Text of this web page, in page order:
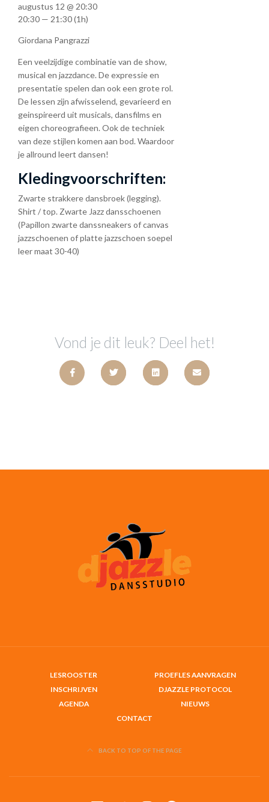
Een veelzijdige combinatie van de show,
musical en jazzdance. De expressie en
presentatie spelen dan ook een grote rol.
De lessen zijn afwisselend, gevarieerd en
geinspireerd uit musicals, dansfilms en
eigen choreografieen. Ook de techniek
van deze stijlen komen aan bod. Waardoor
je allround leert dansen!
Kledingvoorschriften:
Zwarte strakkere dansbroek (legging).
Shirt / top. Zwarte Jazz dansschoenen
(Papillon zwarte danssneakers of canvas
jazzschoenen of platte jazzschoen soepel
leer maat 30-40)
augustus 12 @ 20:30
20:30 — 21:30(1h)
Giordana Pangrazzi
Vond je dit leuk? Deel het!
LESROOSTER
PROEFLES AANVRAGEN
INSCHRIJVEN
DJAZZLE PROTOCOL
AGENDA
NIEUWS
CONTACT
BACK TO TOP OF THE PAGE